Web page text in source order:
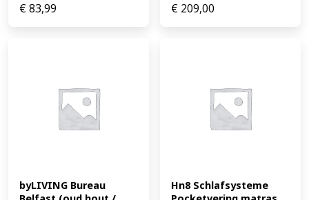
€83,99 € 209,00
byLIVING Bureau
Hn8 Schlafsysteme